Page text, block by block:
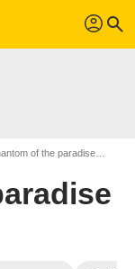
profil search
of the paradise